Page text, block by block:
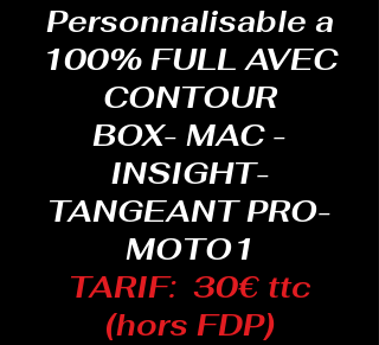
Personnalisable a
100% FULL AVEC
CONTOUR
BOX- MAC -
INSIGHT-
TANGEANT PRO-
MOTO1
TARIF: 30€ ttc
(hors FDP)